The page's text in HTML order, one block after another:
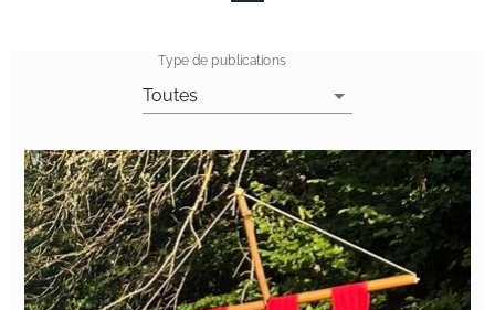
Type de publications
7 actualités trouvées.